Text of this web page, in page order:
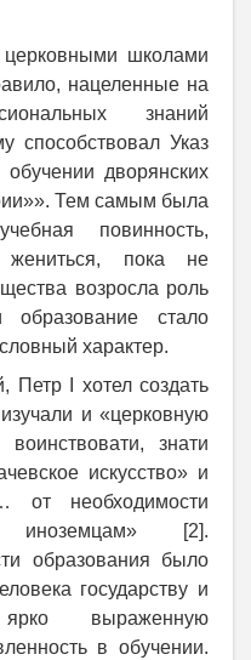
школами
нацеленные на
знаний
способствовал Указ
дворянских
Тем самым была
повинность,
жениться, пока не
возросла роль
образование стало
характер.
Петр
хотел создать
и «церковную
знати
искусство» и
от необходимости
[2].
образования было
государству и
выраженную
в обучении.